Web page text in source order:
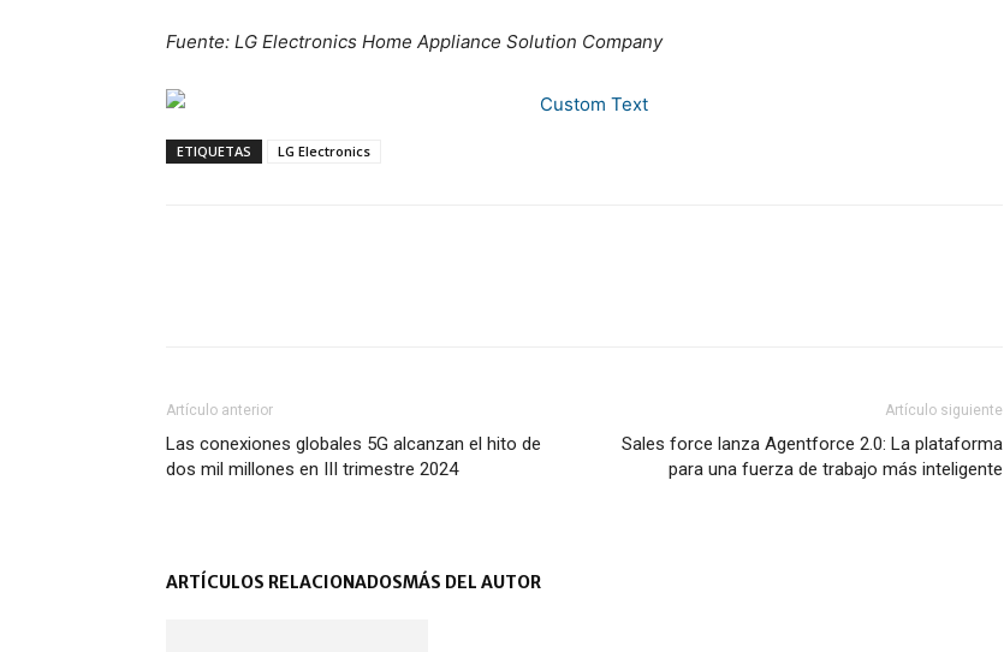
Fuente: LG Electronics Home Appliance Solution Company
ETIQUETAS LG Electronics
Artículo anterior
Las conexiones globales 5G alcanzan el hito de
dos mil millones en III trimestre 2024
Artículo siguiente
Sales force lanza Agentforce 2.0: La plataforma
para una fuerza de trabajo más inteligente
ARTÍCULOS RELACIONADOSMÁS DEL AUTOR